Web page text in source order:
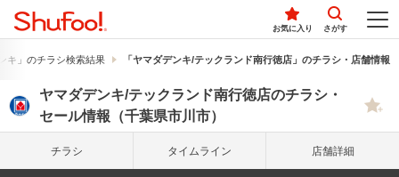
お気に入り さがす
キ」のチラシ検索結果 「ヤマダデンキ/テックランド南行徳店」のチラシ・店舗情報
ヤマダデンキ/テックランド南行徳店のチラシ・
セール情報（千葉県市川市）
チラシ タイム ライン 店舗詳細